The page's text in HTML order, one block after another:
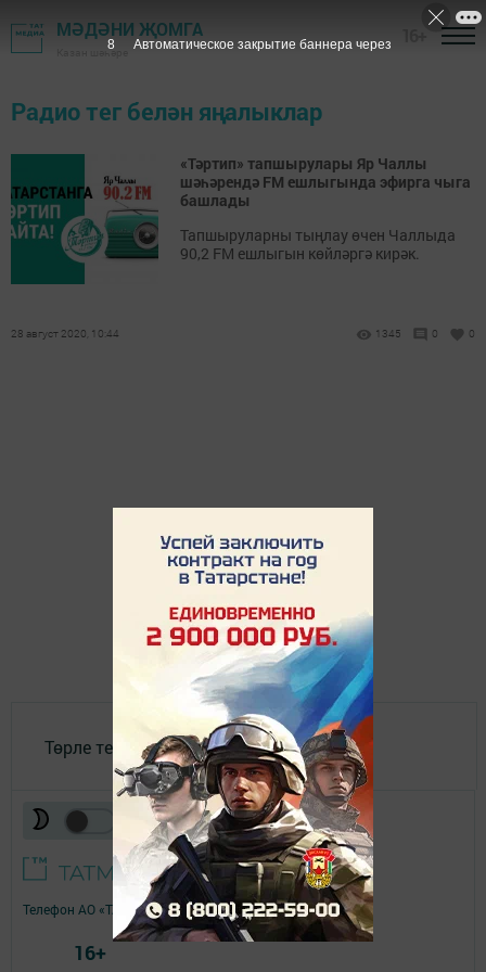
МӘДӘНИ ҖОМГА
Казан шәһәре
Радио тег белән яңалыклар
«Тәртип» тапшырулары Яр Чаллы
шәһәрендә FM ешлыгында эфирга чыга
башлады
Тапшыруларны тыңлау өчен Чаллыда
90,2 FM ешлыгын көйләргә кирәк.
28 август 2020, 10:44 1345 0 0
Төрле темалар
Телефон АО «ТАТМЕДИА»:(843) 222 09 84
16+
8 Автоматическое закрытие баннера через